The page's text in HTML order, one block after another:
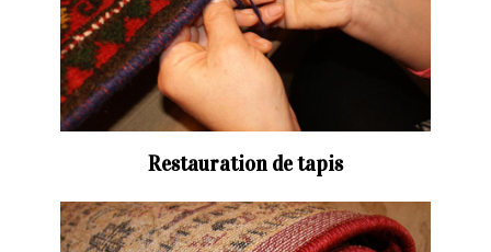
Restauration de tapis